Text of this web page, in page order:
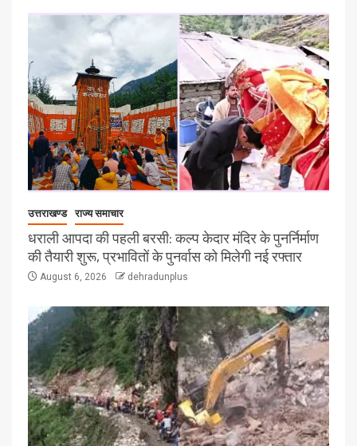
उत्तराखण्ड राज्य समाचार
धराली आपदा की पहली बरसी: कल्प केदार मंदिर के पुनर्निर्माण
की तैयारी शुरू, प्रभावितों के पुनर्वास को मिलेगी नई रफ्तार
August 6, 2026 dehradunplus